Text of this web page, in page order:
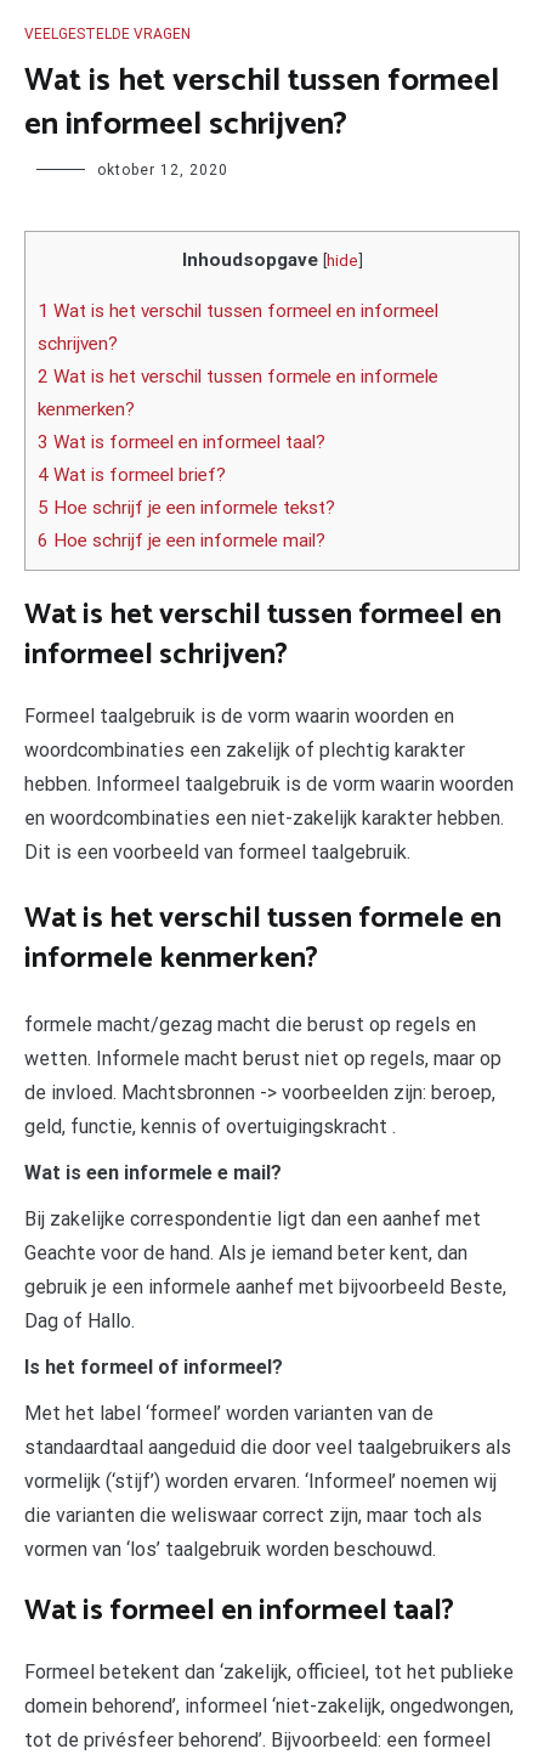
VEELGESTELDE VRAGEN
Wat is het verschil tussen formeel
en informeel schrijven?
Author oktober 12, 2020
Inhoudsopgave [hide]
1 Wat is het verschil tussen formeel en informeel
schrijven?
2 Wat is het verschil tussen formele en informele
kenmerken?
3 Wat is formeel en informeel taal?
4 Wat is formeel brief?
5 Hoe schrijf je een informele tekst?
6 Hoe schrijf je een informele mail?
Wat is het verschil tussen formeel en
informeel schrijven?
Formeel taalgebruik is de vorm waarin woorden en
woordcombinaties een zakelijk of plechtig karakter
hebben. Informeel taalgebruik is de vorm waarin woorden
en woordcombinaties een niet-zakelijk karakter hebben.
Dit is een voorbeeld van formeel taalgebruik.
Wat is het verschil tussen formele en
informele kenmerken?
formele macht/gezag macht die berust op regels en
wetten. Informele macht berust niet op regels, maar op
de invloed. Machtsbronnen -> voorbeelden zijn: beroep,
geld, functie, kennis of overtuigingskracht .
Wat is een informele e mail?
Bij zakelijke correspondentie ligt dan een aanhef met
Geachte voor de hand. Als je iemand beter kent, dan
gebruik je een informele aanhef met bijvoorbeeld Beste,
Dag of Hallo.
Is het formeel of informeel?
Met het label ‘formeel’ worden varianten van de
standaardtaal aangeduid die door veel taalgebruikers als
vormelijk (‘stijf’) worden ervaren. ‘Informeel’ noemen wij
die varianten die weliswaar correct zijn, maar toch als
vormen van ‘los’ taalgebruik worden beschouwd.
Wat is formeel en informeel taal?
Formeel betekent dan ‘zakelijk, officieel, tot het publieke
domein behorend’, informeel ‘niet-zakelijk, ongedwongen,
tot de privésfeer behorend’. Bijvoorbeeld: een formeel